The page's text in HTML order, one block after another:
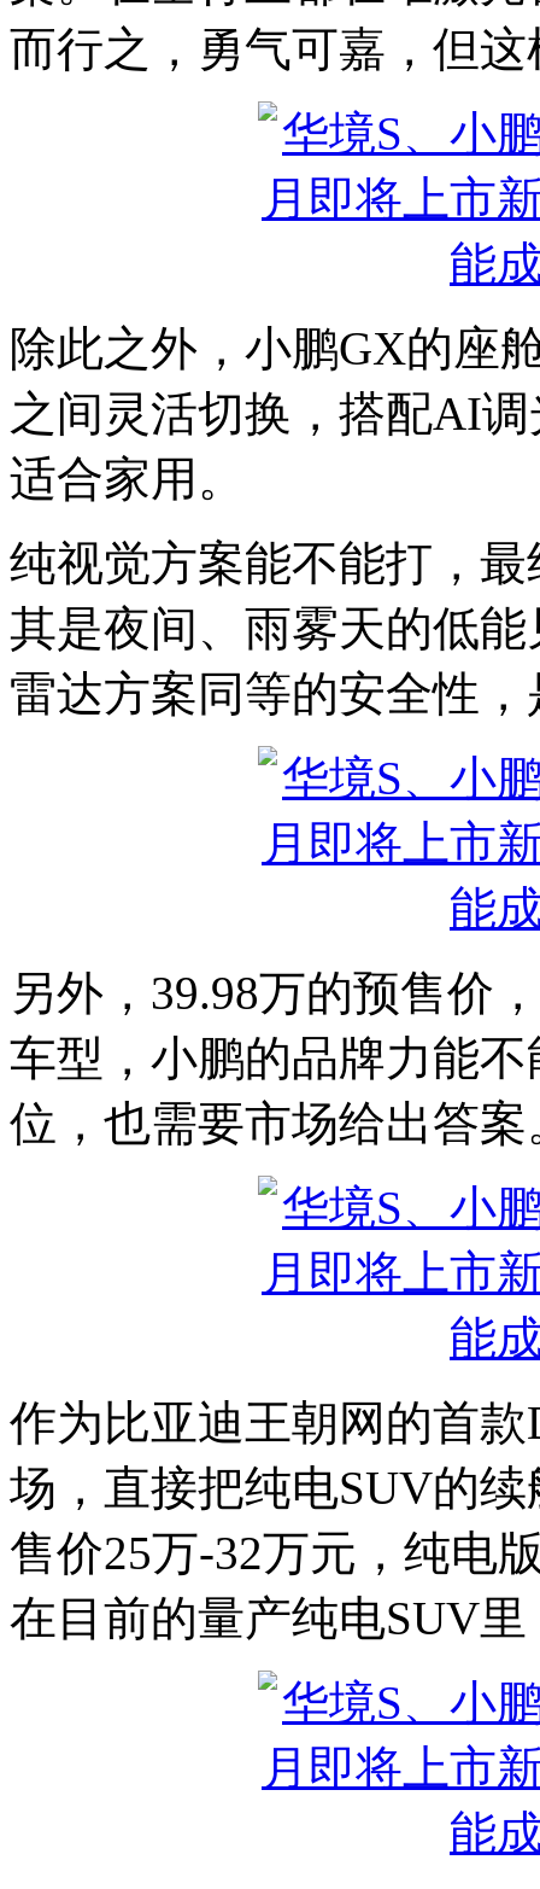
而行之，勇气可嘉，但
除此之外，小鹏GX的座
之间灵活切换，搭配AI
适合家用。
纯视觉方案能不能打，
其是夜间、雨雾天的低
雷达方案同等的安全性
另外，39.98万的预售价
车型，小鹏的品牌力能
位，也需要市场给出答案
作为比亚迪王朝网的首
场，直接把纯电SUV的
售价25万-32万元，纯电
在目前的量产纯电SUV